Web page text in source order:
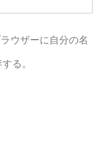
ウザーに自分の名
る。